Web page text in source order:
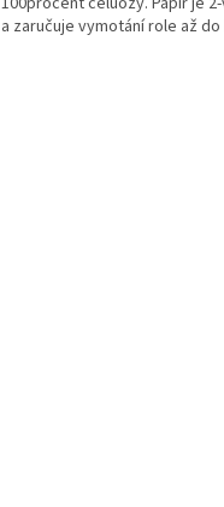
a zaručuje vymotání role až